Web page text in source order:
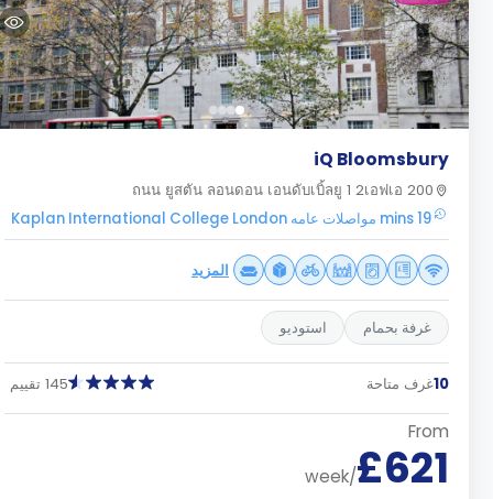
iQ Bloomsbury
200 ถนน ยูสตัน ลอนดอน เอนดับเบิ้ลยู 1 2เอฟเอ
19 mins مواصلات عامه Kaplan International College London
المزيد
غرفة بحمام استوديو
غرف متاحة 145 تقييم
From
£621
/week